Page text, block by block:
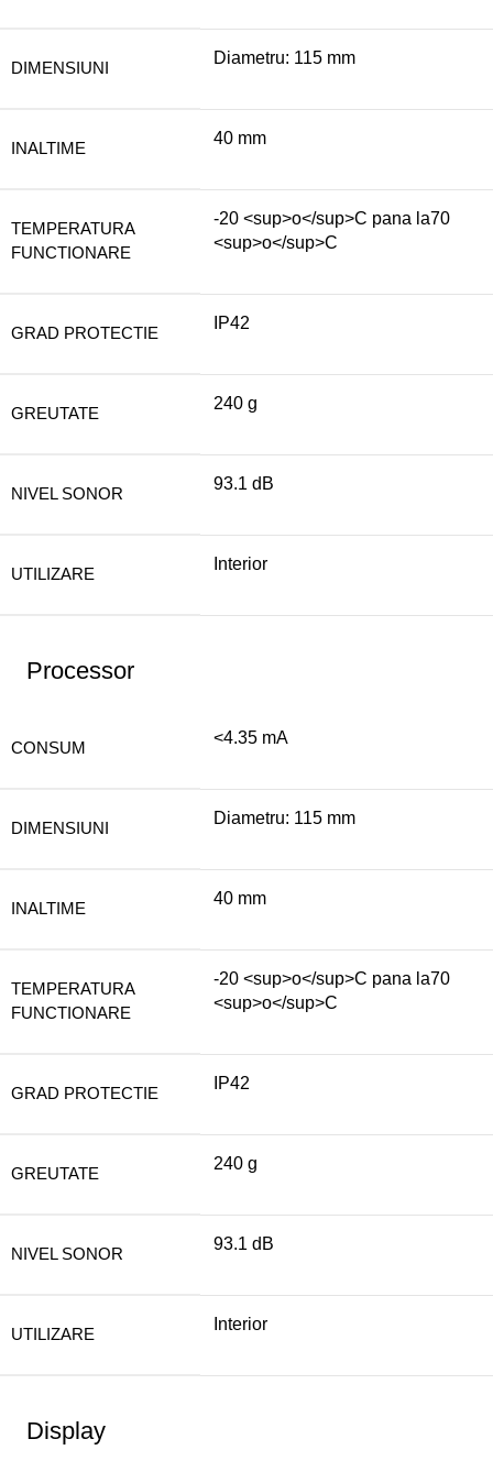
DIMENSIUNI
Diametru: 115 mm
INALTIME
40 mm
TEMPERATURA
FUNCTIONARE
-20 <sup>o</sup>C pana la70
<sup>o</sup>C
GRAD PROTECTIE
IP42
GREUTATE
240 g
NIVEL SONOR
93.1 dB
UTILIZARE
Interior
Processor
CONSUM
<4.35 mA
DIMENSIUNI
Diametru: 115 mm
INALTIME
40 mm
TEMPERATURA
FUNCTIONARE
-20 <sup>o</sup>C pana la70
<sup>o</sup>C
GRAD PROTECTIE
IP42
GREUTATE
240 g
NIVEL SONOR
93.1 dB
UTILIZARE
Interior
Display